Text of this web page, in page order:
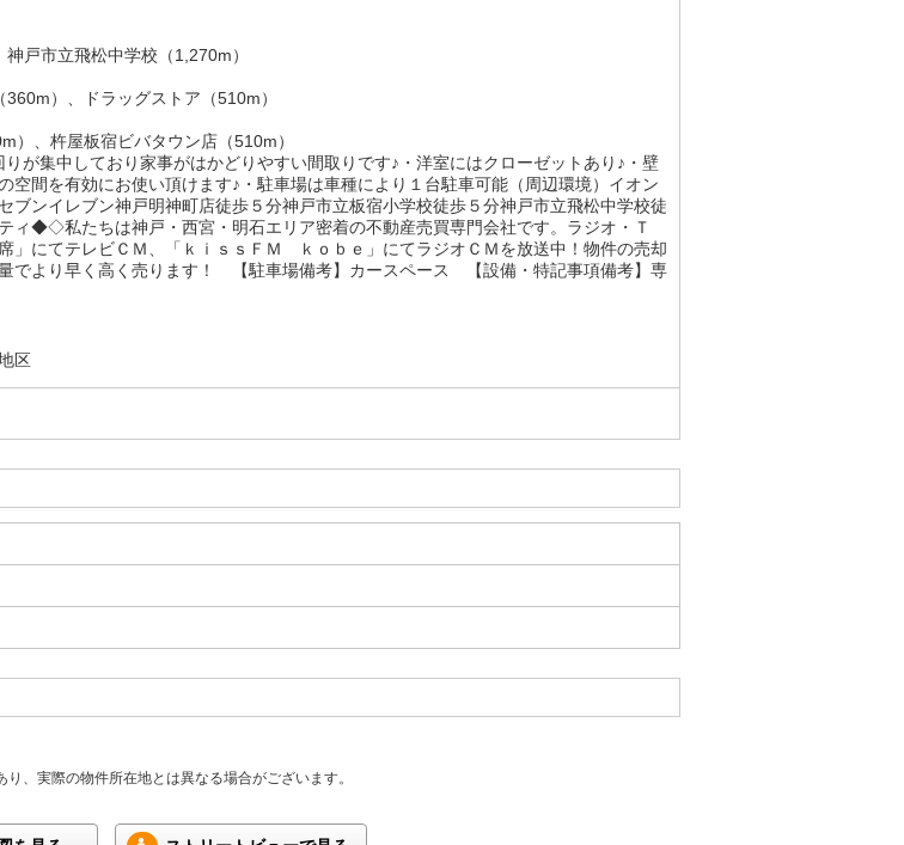
戸市立飛松中学校（1,270m）
）、ドラッグストア（510m）
）、杵屋板宿ビバタウン店（510m）
りが集中しており家事がはかどりやすい間取りです♪・洋室にはクローゼットあり♪・壁
空間を有効にお使い頂けます♪・駐車場は車種により１台駐車可能（周辺環境）イオン
ブンイレブン神戸明神町店徒歩５分神戸市立板宿小学校徒歩５分神戸市立飛松中学校徒
◆◇私たちは神戸・西宮・明石エリア密着の不動産売買専門会社です。ラジオ・Ｔ
」にてテレビＣＭ、「ｋｉｓｓＦＭ ｋｏｂｅ」にてラジオＣＭを放送中！物件の売却
でより早く高く売ります！ 【駐車場備考】カースペース 【設備・特記事項備考】専
区
、実際の物件所在地とは異なる場合がございます。